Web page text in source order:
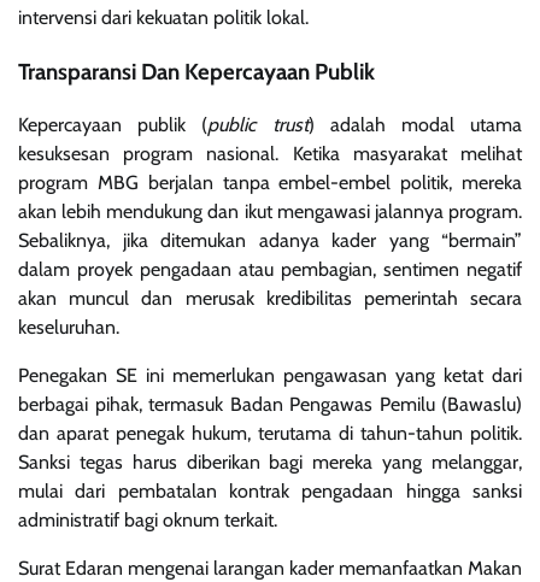
intervensi dari kekuatan politik lokal.
Transparansi Dan Kepercayaan Publik
Kepercayaan publik (public trust) adalah modal utama
kesuksesan program nasional. Ketika masyarakat melihat
program MBG berjalan tanpa embel-embel politik, mereka
akan lebih mendukung dan ikut mengawasi jalannya program.
Sebaliknya, jika ditemukan adanya kader yang “bermain”
dalam proyek pengadaan atau pembagian, sentimen negatif
akan muncul dan merusak kredibilitas pemerintah secara
keseluruhan.
Penegakan SE ini memerlukan pengawasan yang ketat dari
berbagai pihak, termasuk Badan Pengawas Pemilu (Bawaslu)
dan aparat penegak hukum, terutama di tahun-tahun politik.
Sanksi tegas harus diberikan bagi mereka yang melanggar,
mulai dari pembatalan kontrak pengadaan hingga sanksi
administratif bagi oknum terkait.
Surat Edaran mengenai larangan kader memanfaatkan Makan